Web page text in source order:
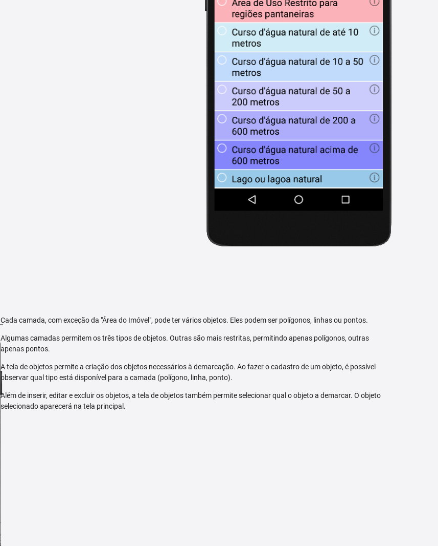
Cada camada, com exceção da "Área do Imóvel", pode ter vários objetos. Eles podem ser polígonos, linhas ou pontos.
Algumas camadas permitem os três tipos de objetos. Outras são mais restritas, permitindo apenas polígonos, outras
apenas pontos.
A tela de objetos permite a criação dos objetos necessários à demarcação. Ao fazer o cadastro de um objeto, é possível
observar qual tipo está disponível para a camada (polígono, linha, ponto).
Além de inserir, editar e excluir os objetos, a tela de objetos também permite selecionar qual o objeto a demarcar. O objeto
selecionado aparecerá na tela principal.